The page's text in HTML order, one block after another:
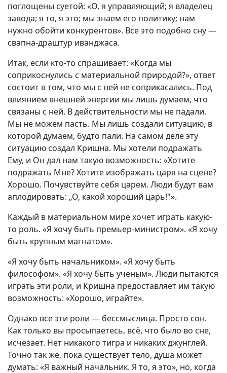
поглощены суетой: «О, я управляющий; я владелец
завода; я то, я это; мы знаем его политику; нам
нужно обойти конкурентов». Все это подобно сну —
свапна-драштур иванджаса.
Итак, если кто-то спрашивает: «Когда мы
соприкоснулись с материальной природой?», ответ
состоит в том, что мы с ней не соприкасались. Под
влиянием внешней энергии мы лишь думаем, что
связаны с ней. В действительности мы не падали.
Мы не можем пасть. Мы лишь создали ситуацию, в
которой думаем, будто пали. На самом деле эту
ситуацию создал Кришна. Мы хотели подражать
Ему, и Он дал нам такую возможность: «Хотите
подражать Мне? Хотите изображать царя на сцене?
Хорошо. Почувствуйте себя царем. Люди будут вам
аплодировать: „О, какой хороший царь!"».
Каждый в материальном мире хочет играть какую-
то роль. «Я хочу быть премьер-министром». «Я хочу
быть крупным магнатом».
«Я хочу быть начальником». «Я хочу быть
философом». «Я хочу быть ученым». Люди пытаются
играть эти роли, и Кришна предоставляет им такую
возможность: «Хорошо, играйте».
Однако все эти роли — бессмыслица. Просто сон.
Как только вы просыпаетесь, всё, что было во сне,
исчезает. Нет никакого тигра и никаких джунглей.
Точно так же, пока существует тело, душа может
думать: «Я важный начальник. Я то, я это», но, когда